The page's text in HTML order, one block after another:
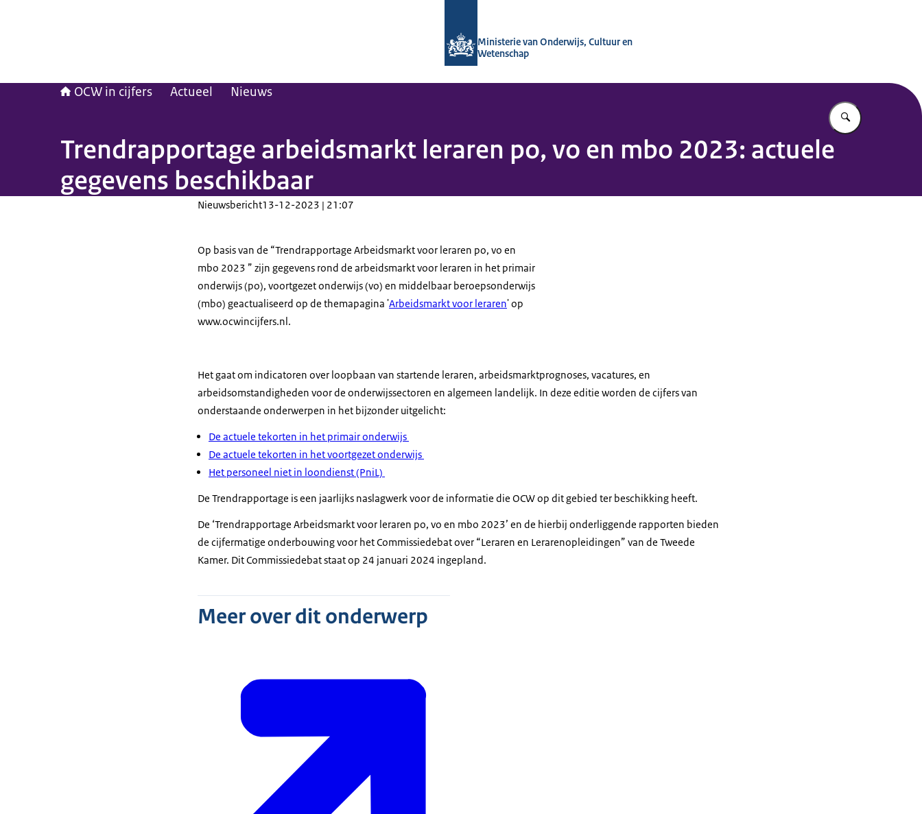
Ministerie van Onderwijs, Cultuur en
Wetenschap
OCW in cijfers Actueel Nieuws
Vul in wat u
Trendrapportage arbeidsmarkt leraren po, vo en mbo 2023: actuele
gegevens beschikbaar
Nieuwsbericht13-12-2023 | 21:07
Op basis van de “Trendrapportage Arbeidsmarkt voor leraren po, vo en
mbo 2023 ” zijn gegevens rond de arbeidsmarkt voor leraren in het primair
onderwijs (po), voortgezet onderwijs (vo) en middelbaar beroepsonderwijs
(mbo) geactualiseerd op de themapagina 'Arbeidsmarkt voor leraren' op
www.ocwincijfers.nl.
Het gaat om indicatoren over loopbaan van startende leraren, arbeidsmarktprognoses, vacatures, en
arbeidsomstandigheden voor de onderwijssectoren en algemeen landelijk. In deze editie worden de cijfers van
onderstaande onderwerpen in het bijzonder uitgelicht:
De actuele tekorten in het primair onderwijs
De actuele tekorten in het voortgezet onderwijs
Het personeel niet in loondienst (PniL)
De Trendrapportage is een jaarlijks naslagwerk voor de informatie die OCW op dit gebied ter beschikking heeft.
De ‘Trendrapportage Arbeidsmarkt voor leraren po, vo en mbo 2023’ en de hierbij onderliggende rapporten bieden
de cijfermatige onderbouwing voor het Commissiedebat over “Leraren en Lerarenopleidingen” van de Tweede
Kamer. Dit Commissiedebat staat op 24 januari 2024 ingepland.
Meer over dit onderwerp